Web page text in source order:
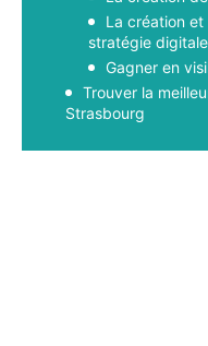
La création
stratégie digitale
Gagner en
Trouver la
Strasbourg